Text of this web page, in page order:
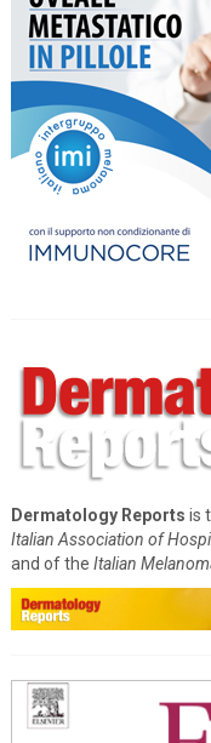
Dermatology Reports is
Italian Association of
and of the Italian